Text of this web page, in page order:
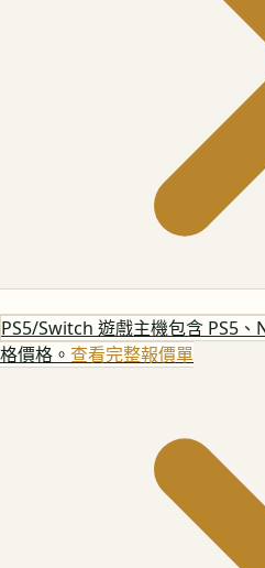
PS5/Switch 遊戲主機包含 PS5
格價格。 查看完整報價單